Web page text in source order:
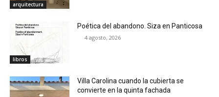
arquitectura
libros
Poética del abandono. Siza en Panticosa
4 agosto, 2026
Villa Carolina cuando la cubierta se
convierte en la quinta fachada